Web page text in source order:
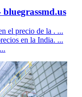
el precio de la . ...
en la India. ...